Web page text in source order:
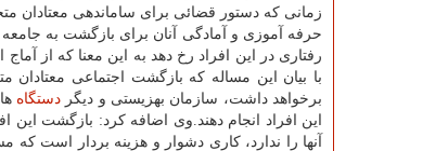
زمانی كه دستور قضائی برای ساماندهی معتادان
حرفه آموزی و آمادگی آنان برای بازگشت به
رفتاری در این افراد رخ دهد به این معنا كه از
با بیان این مساله كه بازگشت اجتماعی معتادان
برخواهد داشت، سازمان بهزیستی و دیگردستگاه
این افراد انجام دهند.وی اضافه كرد: بازگشت
آنها را ندارد، كاری دشوار و هزینه بردار است